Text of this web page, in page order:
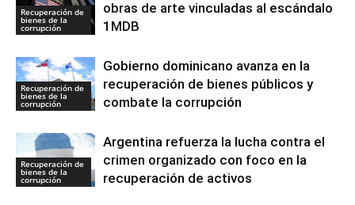
Recuperación de
bienes de la
corrupción
obras de arte vinculadas al escándalo
1MDB
Recuperación de
bienes de la
corrupción
Gobierno dominicano avanza en la
recuperación de bienes públicos y
combate la corrupción
Recuperación de
bienes de la
corrupción
Argentina refuerza la lucha contra el
crimen organizado con foco en la
recuperación de activos